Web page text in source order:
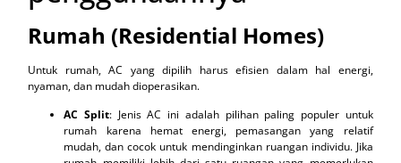
Rumah (Residential Homes)
Untuk rumah, AC yang dipilih harus efisien dalam hal energi,
nyaman, dan mudah dioperasikan.
AC Split: Jenis AC ini adalah pilihan paling populer untuk
rumah karena hemat energi, pemasangan yang relatif
mudah, dan cocok untuk mendinginkan ruangan individu. Jika